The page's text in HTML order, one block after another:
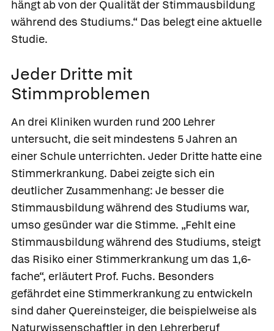
hängt ab von der Qualität der Stimmausbildung
während des Studiums.“ Das belegt eine aktuelle
Studie.
Jeder Dritte mit
Stimmproblemen
An drei Kliniken wurden rund 200 Lehrer
untersucht, die seit mindestens 5 Jahren an
einer Schule unterrichten. Jeder Dritte hatte eine
Stimmerkrankung. Dabei zeigte sich ein
deutlicher Zusammenhang: Je besser die
Stimmausbildung während des Studiums war,
umso gesünder war die Stimme. „Fehlt eine
Stimmausbildung während des Studiums, steigt
das Risiko einer Stimmerkrankung um das 1,6-
fache“, erläutert Prof. Fuchs. Besonders
gefährdet eine Stimmerkrankung zu entwickeln
sind daher Quereinsteiger, die beispielweise als
Naturwissenschaftler in den Lehrerberuf